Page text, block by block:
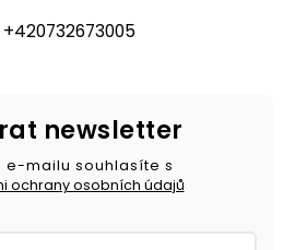
+420732673005
newsletter
e-mailu souhlasíte s
ochrany osobních údajů